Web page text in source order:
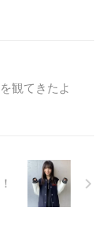
観てきたよ